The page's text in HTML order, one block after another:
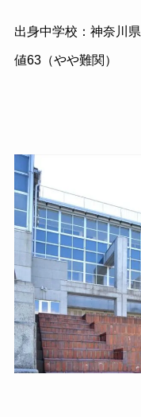
出身中学校：神奈川県
値63（やや難関）